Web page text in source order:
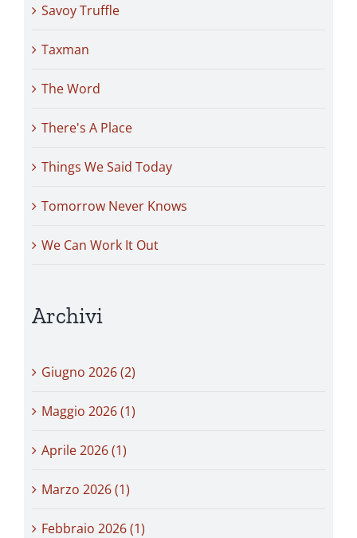
Savoy Truffle
Taxman
The Word
There's A Place
Things We Said Today
Tomorrow Never Knows
We Can Work It Out
Archivi
Giugno 2026 (2)
Maggio 2026 (1)
Aprile 2026 (1)
Marzo 2026 (1)
Febbraio 2026 (1)